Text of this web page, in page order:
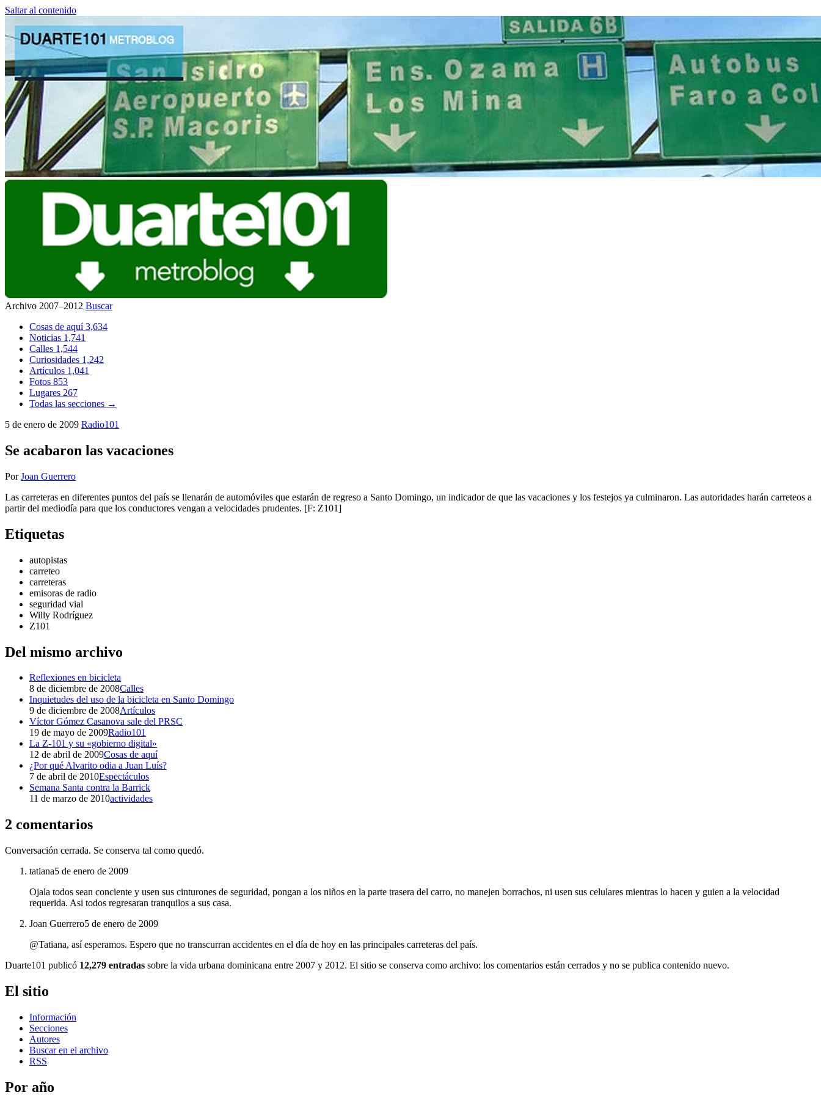
Saltar al contenido
Archivo 2007–2012 Buscar
Cosas de aquí3,634
Noticias 1,741
Calles 1,544
Curiosidades 1,242
Artículos 1,041
Fotos 853
Lugares 267
Todas las secciones →
5 de enero de 2009 Radio101
Se acabaron las vacaciones
PorJoan Guerrero
Las carreteras en diferentes puntos del país se llenarán de automóviles que estarán de regreso a Santo Domingo, un indicador de que las vacaciones y los festejos ya culminaron. Las autoridades harán carreteos a
partir del mediodía para que los conductores vengan a velocidades prudentes. [F: Z101]
Etiquetas
autopistas
carreteo
carreteras
emisoras de radio
seguridad vial
Willy Rodríguez
Z101
Del mismo archivo
Reflexiones en bicicleta
8 de diciembre de 2008Calles
Inquietudes del uso de la bicicleta en Santo Domingo
9 de diciembre de 2008Artículos
Víctor Gómez Casanova sale del PRSC
19 de mayo de 2009Radio101
La Z-101 y su «gobierno digital»
12 de abril de 2009Cosas de aquí
¿Por qué Alvarito odia a Juan Luís?
7 de abril de 2010Espectáculos
Semana Santa contra la Barrick
11 de marzo de 2010actividades
2 comentarios
Conversación cerrada. Se conserva tal como quedó.
tatiana5 de enero de 2009
Ojala todos sean conciente y usen sus cinturones de seguridad, pongan a los niños en la parte trasera del carro, no manejen borrachos, ni usen sus celulares mientras lo hacen y guien a la velocidad
requerida. Asi todos regresaran tranquilos a sus casa.
Joan Guerrero5 de enero de 2009
@Tatiana, así esperamos. Espero que no transcurran accidentes en el día de hoy en las principales carreteras del país.
Duarte101 publicó 12,279 entradas sobre la vida urbana dominicana entre 2007 y 2012. El sitio se conserva como archivo: los comentarios están cerrados y no se publica contenido nuevo.
El sitio
Información
Secciones
Autores
Buscar en el archivo
RSS
Por año